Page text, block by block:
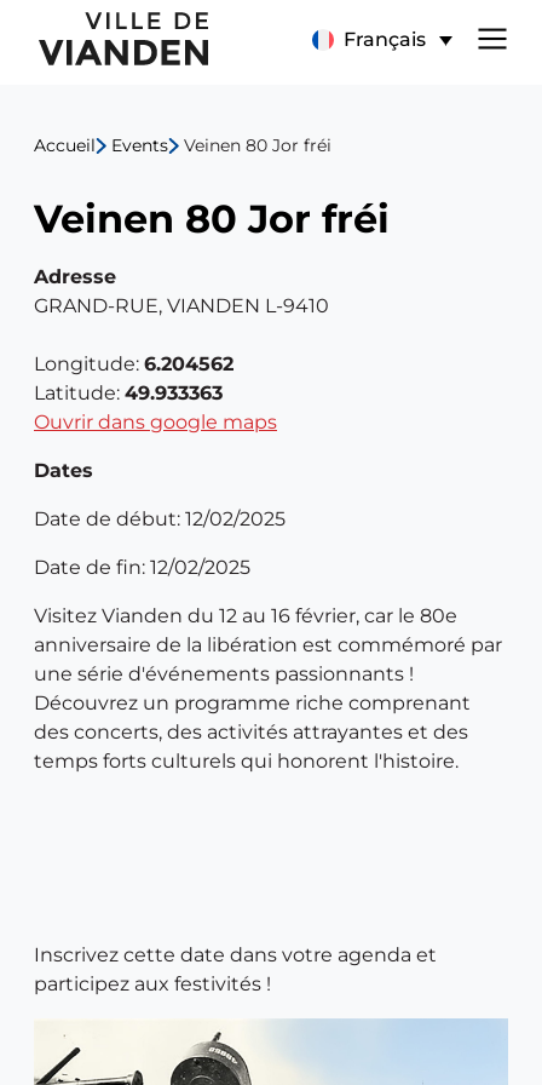
Veinen
80
Jor
fréi
Français
Menu
navigation
principal
Accueil Events Veinen 80 Jor fréi
Veinen 80 Jor fréi
Adresse
GRAND-RUE, VIANDEN L-9410
Longitude: 6.204562
Latitude: 49.933363
Ouvrir dans google maps
Dates
Date de début: 12/02/2025
Date de fin: 12/02/2025
Visitez Vianden du 12 au 16 février, car le 80e
anniversaire de la libération est commémoré par
une série d'événements passionnants !
Découvrez un programme riche comprenant
des concerts, des activités attrayantes et des
temps forts culturels qui honorent l'histoire.
Inscrivez cette date dans votre agenda et
participez aux festivités !